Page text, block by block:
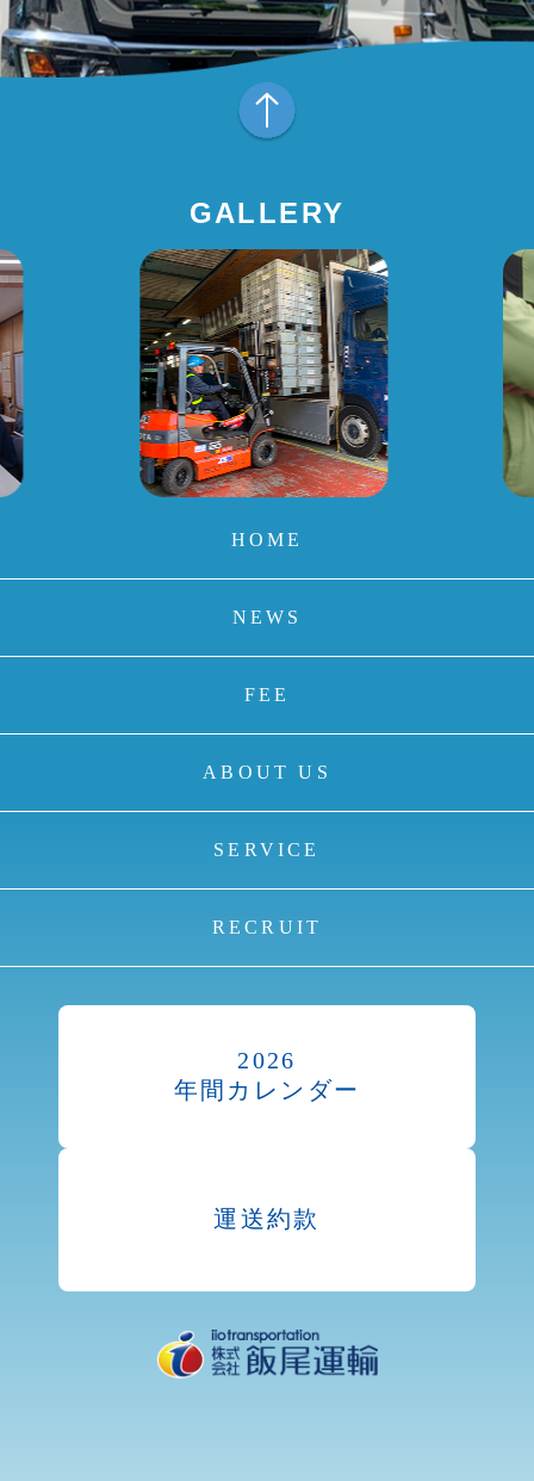
GALLERY
HOME
NEWS
FEE
ABOUT US
SERVICE
RECRUIT
2026
年間カレンダー
運送約款